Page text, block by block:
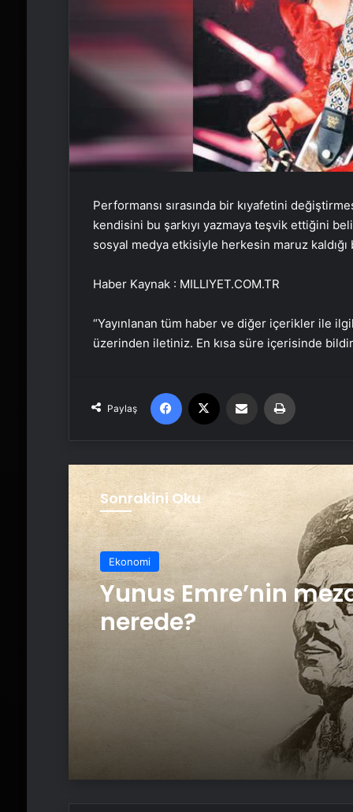
Performansı sırasında bir kıyafetini
kendisini bu şarkıyı yazmaya teşvik ettiğini
sosyal medya etkisiyle herkesin maruz
Haber Kaynak : MILLIYET.COM.TR
“Yayınlanan tüm haber ve diğer içerikler ile
üzerinden iletiniz. En kısa süre içerisinde
Paylaş
Facebook Email'den paylaş
Sonrakini Oku
Ekonomi
Yunus Emre’nin
nerede?
Ekonomi
Dans barışa davet